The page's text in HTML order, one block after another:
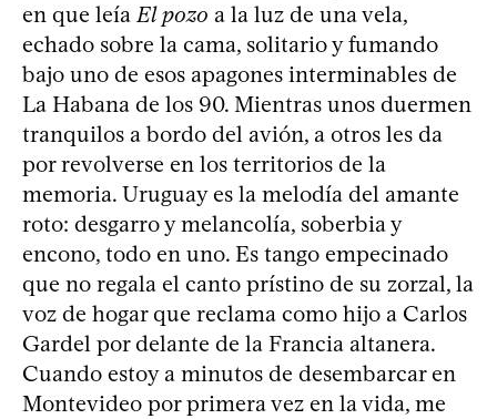
en que leíaEl pozo a la luz de una vela,
echado sobre la cama, solitario y fumando
bajo uno de esos apagones interminables de
La Habana de los 90. Mientras unos duermen
tranquilos a bordo del avión, a otros les da
por revolverse en los territorios de la
memoria. Uruguay es la melodía del amante
roto: desgarro y melancolía, soberbia y
encono, todo en uno. Es tango empecinado
que no regala el canto prístino de su zorzal, la
voz de hogar que reclama como hijo a Carlos
Gardel por delante de la Francia altanera.
Cuando estoy a minutos de desembarcar en
Montevideo por primera vez en la vida, me